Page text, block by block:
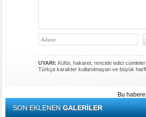
UYARI: Küfür, hakaret, rencide edici cümleler
Türkçe karakter kullanılmayan ve büyük
Bu
SON EKLENENGALERİLER